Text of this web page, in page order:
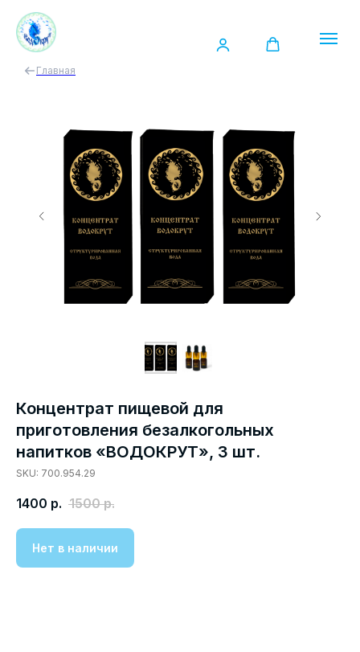
Главная
Концентрат пищевой для
приготовления безалкогольных
напитков «ВОДОКРУТ», 3 шт.
SKU: 700.954.29
1400 р. 1500 р.
Нет в наличии